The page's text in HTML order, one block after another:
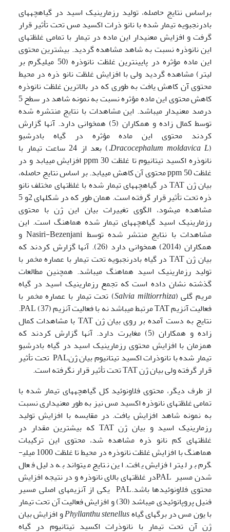
براساس نتایج حاصله، تولید رزمارینیک اسید در گیاهچه­های
بادرنجبویه تیمار شده با نانو ذرات اکسید مس تحت تأثیر قرار
گرفت و افزایش معنی­دار این ماده در تیمار با تمامی غلظتهای
این نانوذره نسبت به شاهد مشاهده گردید. بیشترین محتوی
این ماده مؤثره در پایین­ترین غلظت نانوذره (50 میلی­گرم بر
لیتر) مشاهده گردید ولی با افزایش غلظت نانو ذره در محیط
محتوی آن کاهش یافت به طوری که در بالاترین غلظت نانوذره
کاهش محتوی این ماده مؤثره نسبت به نمونه شاهد در سطح 5
درصد معنی­دار می­باشد. این مشاهدات با نتایج منتشره شده
توسط کمال زاده و همکاران (5) همخوانی دارد. آنها گزارش
کردند محتوی این ماده مؤثره در گیاه بادرشبو
(
Dracocephalum moldavica L.
) بعد از 24 ساعت تیمار با
نانوذره اکسید تیتانیوم تا غلظت ppm 30 افزایش می­یابد و در
غلظت ppm 50 محتوی آن کاهش می­یابد. بر اساس نتایج حاصله،
بیان ژن TAT در گیاهچه­های تیمار شده با غلظتهای مختلف نانو
ذره تحت تأثیر قرار گرفته است. همان طور که در شکلهای 2و 5
مشاهده می­شود، الگوی تغییرات بیان این ژن با محتوی
رزمارینیک اسید گیاهچه­های تیمار شده هماهنگ است. این
مشاهدات با نتایج منتشر شده توسط Nasiri-Bezenjani و
همکاران (2014) همخوانی دارد (26). آنها گزارش کردند که
بیان ژن TAT در گیاه بادرنجبویه تحت تیمار با عصاره مخمر با
تولید رزمارینیک اسید هماهنگ می­باشد. همچنین مطالعات
گذشته نشان داده است که تجمع رزمارینیک اسید در گیاه
مریم گلی (Salvia miltiorrhiza) تحت تیمار با عصاره مخمر با
فعالیت آنزیم TAT مرتبط می­باشد نه با فعالیت آنزیم PAL (37).
نتایج به دست آمده بر روی بیان ژن TAT با مشاهدات کمال
زاده و همکاران (5) مغایرت دارد. آنها گزارش کردند که
همزمان با افزایش محتوی رزمارینیک اسید در گیاه بادرشبو
تیمار شده با نانوذرات اکسید تیتانیوم بیان ژنPAL تحت تأثیر
قرار گرفته ولی بیان ژن TAT تحت تأثیر قرار نگرفته است.
از طرف دیگر، محتوی فلاونوئید کل گیاهچه­های تیمار شده با
تمامی غلظتهای نانوذره اکسید مس نیز به طور معنی­داری نسبت
به نمونه شاهد افزایش یافت. در مقایسه با افزایش تولید
رزمارینیک اسید و بیان ژن TAT که بیشترین مقدار در
غلظتهای کم نانو ذره مشاهده شد، محتوی این ترکیبات
هماهنگ با افزایش غلظت نانوذره در محیط تا غلظت 1000 میلی­
گرم بر لیتر افزایش یافت. این نتایج می­تواند به دلیل فعال
شدن مسیر PALدر غلظتهای بالای نانوذره و در نتیجه افزایش
محتوی فلاونوئیدها باشد.PAL یکی از آنزیمهای اصلی مسیر
فنیل پروپانوئیدی می­باشد (30) و افزایش فعالیت آن تحت تیمار
با یون مس در برگهای گیاهPhyllanthu stenellusو افزایش بیان
ژن آن تحت تیمار با نانوذرات اکسید تیتانیوم در گیاه